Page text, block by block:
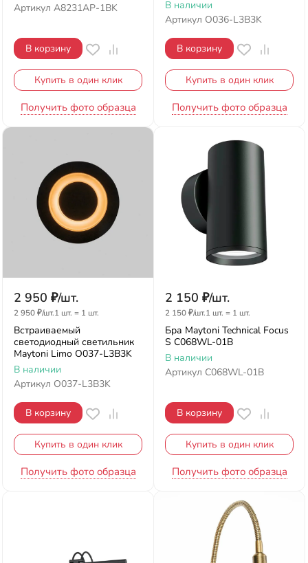
Артикул A8231AP-1BK
В корзину
Купить в один клик
Получить фото образца
В наличии
Артикул O036-L3B3K
В корзину
Купить в один клик
Получить фото образца
2 950 ₽/шт.
2 950₽/шт.1 шт. = 1 шт.
Встраиваемый
светодиодный светильник
Maytoni Limo O037-L3B3K
В наличии
Артикул O037-L3B3K
В корзину
Купить в один клик
Получить фото образца
2 150 ₽/шт.
2 150₽/шт.1 шт. = 1 шт.
Бра Maytoni Technical Focus
S C068WL-01B
В наличии
Артикул C068WL-01B
В корзину
Купить в один клик
Получить фото образца